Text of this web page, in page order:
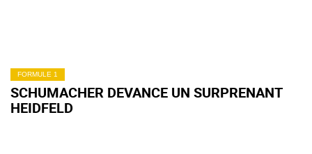
FORMULE 1
SCHUMACHER DEVANCE UN SURPRENANT
HEIDFELD